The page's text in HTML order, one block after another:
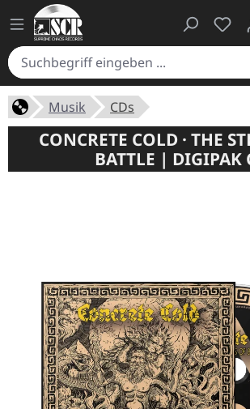
Du
Musik CDs
CONCRETE COLD · THE
BATTLE | DIGIPAK